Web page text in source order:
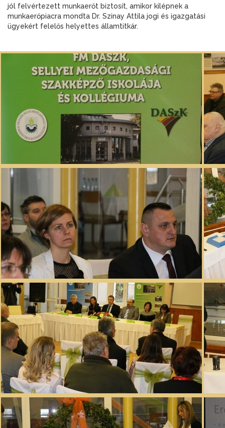
jól felvértezett munkaerőt biztosít, amikor kilépnek a
munkaerőpiacra mondta Dr. Szinay Attila jogi és igazgatási
ügyekért felelős helyettes államtitkár.